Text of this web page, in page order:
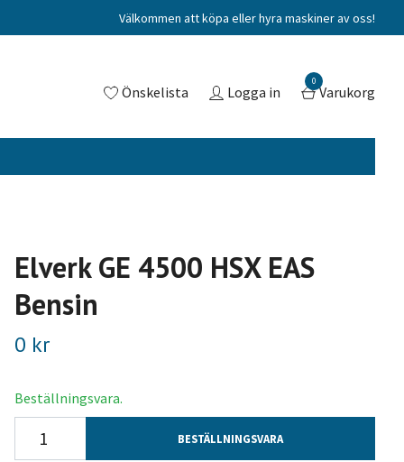
Välkommen att köpa eller hyra maskiner av oss!
Önskelista Logga in
0
Varukorg
Elverk GE 4500 HSX EAS
Bensin
0 kr
Beställningsvara.
BESTÄLLNINGSVARA